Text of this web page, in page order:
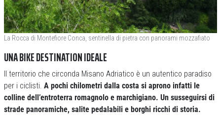
La Rocca di Montefiore Conca, sentinella di pietra con panorami mozzafiato
UNA BIKE DESTINATION IDEALE
Il territorio che circonda Misano Adriatico è un autentico paradiso
per i ciclisti. A pochi chilometri dalla costa si aprono infatti le
colline dell’entroterra romagnolo e marchigiano. Un susseguirsi di
strade panoramiche, salite pedalabili e borghi ricchi di storia.